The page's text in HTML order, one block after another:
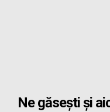
Ne găsești și